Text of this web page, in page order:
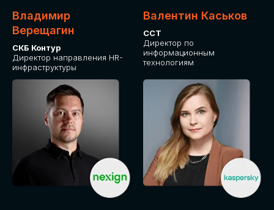
Владимир
Верещагин
СКБ Контур
Директор направления HR-
инфраструктуры
Валентин Каськов
ССТ
Директор по
информационным
технологиям
ДЛЯ ОПЛАТЫ БИЛЕТОВ